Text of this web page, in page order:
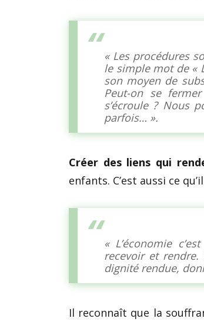
« Les procédures
le simple mot de «
son moyen de
Peut-on se
s’écroule ? Nous
parfois… ».
Créer des liens qui
enfants. C’est aussi ce
« L’économie
recevoir et
dignité rendue,
Il reconnaît que la